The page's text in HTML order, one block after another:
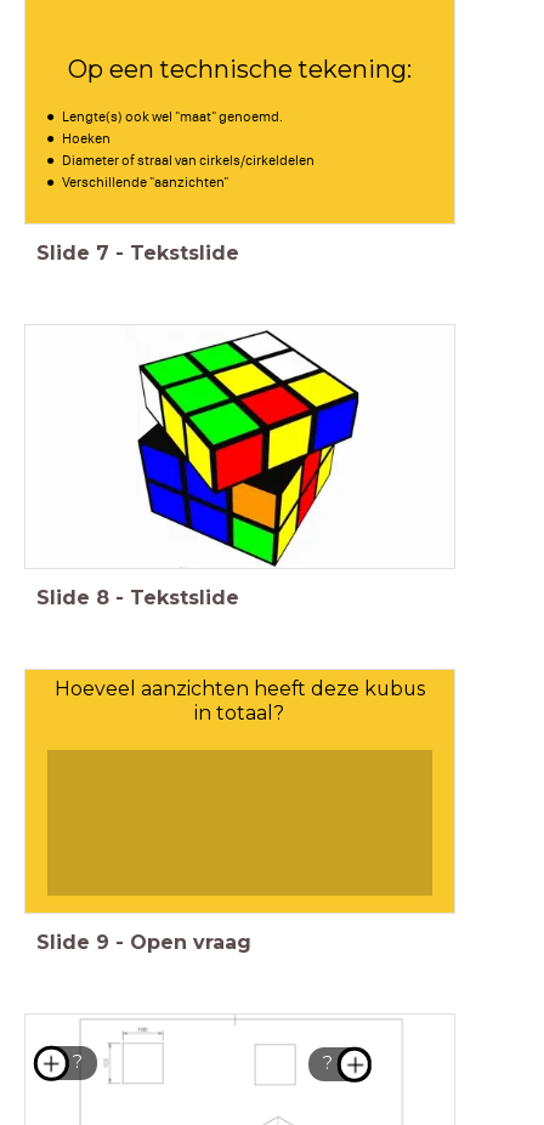
Op een technische tekening:
Lengte(s) ook wel "maat" genoemd.
Hoeken
Diameter of straal van cirkels/cirkeldelen
Verschillende "aanzichten"
Slide 7 - Tekstslide
Slide 8 - Tekstslide
Hoeveel aanzichten heeft deze kubus
in totaal?
Slide 9 - Open vraag
? ?